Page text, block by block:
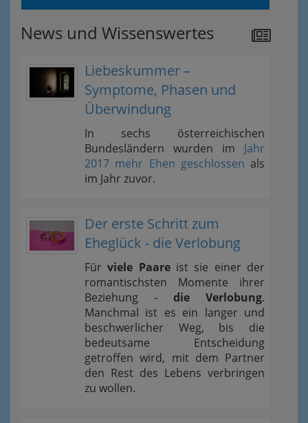
News und Wissenswertes
Liebeskummer –
Symptome, Phasen und
Überwindung
In sechs österreichischen
Bundesländern wurden im Jahr
2017 mehr Ehen geschlossen als
im Jahr zuvor.
Der erste Schritt zum
Eheglück - die Verlobung
Fürviele Paareist sie einer der
romantischsten Momente ihrer
Beziehung - die Verlobung.
Manchmal ist es ein langer und
beschwerlicher Weg, bis die
bedeutsame Entscheidung
getroffen wird, mit dem Partner
den Rest des Lebens verbringen
zu wollen.